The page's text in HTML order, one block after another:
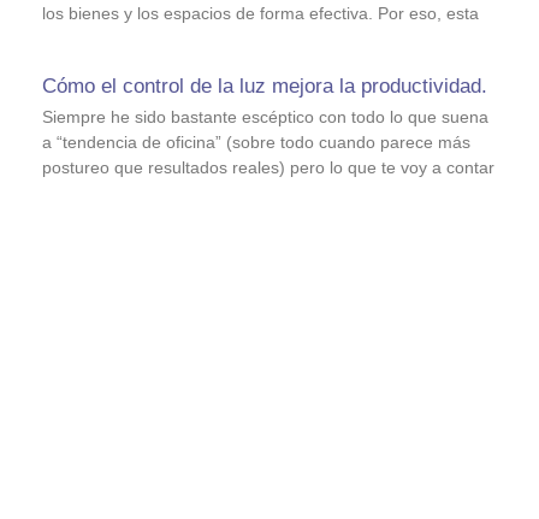
los bienes y los espacios de forma efectiva. Por eso, esta
Cómo el control de la luz mejora la productividad.
Siempre he sido bastante escéptico con todo lo que suena
a “tendencia de oficina” (sobre todo cuando parece más
postureo que resultados reales) pero lo que te voy a contar